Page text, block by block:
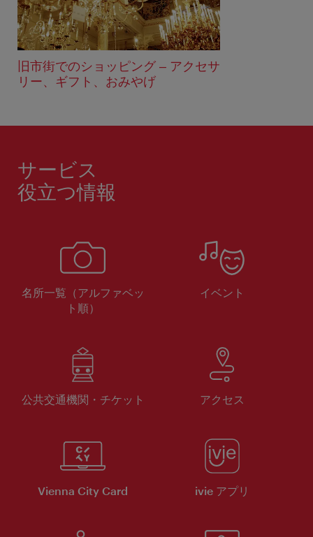
旧市街でのショッピング – アクセサ
リー、ギフト、おみやげ
サービス
役立つ情報
名所一覧（アルファベッ
ト順）
イベント
公共交通機関・チケット アクセス
Vienna City Card ivie アプリ